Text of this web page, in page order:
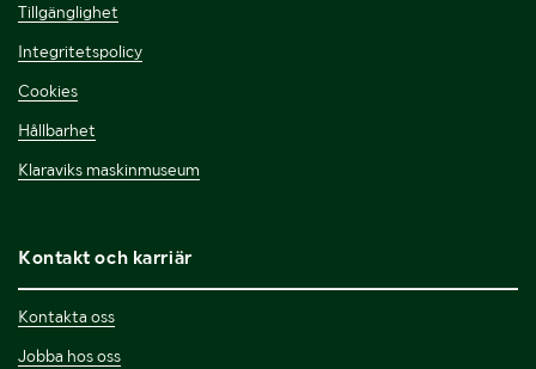
Tillgänglighet
Integritetspolicy
Cookies
Hållbarhet
Klaraviks maskinmuseum
Kontakt och karriär
Kontakta oss
Jobba hos oss